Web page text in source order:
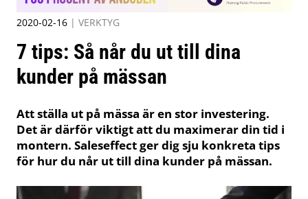
2020-02-16 | VERKTYG
7 tips: Så når du ut till dina
kunder på mässan
Att ställa ut på mässa är en stor investering.
Det är därför viktigt att du maximerar din tid i
montern. Saleseffect ger dig sju konkreta tips
för hur du når ut till dina kunder på mässan.